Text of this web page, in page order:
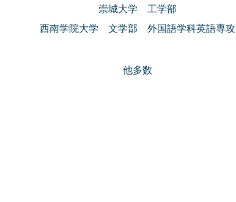
崇城大学 工学部
西南学院大学 文学部 外国語学科英語専攻
他多数